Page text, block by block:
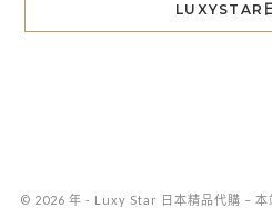
LUXYSTAR
© 2026 年 - Luxy Star 日本精品代購 – 本